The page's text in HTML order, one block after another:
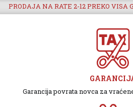
PRODAJA NA RATE 2-12 PREKO VISA
Garancija povrata novca za